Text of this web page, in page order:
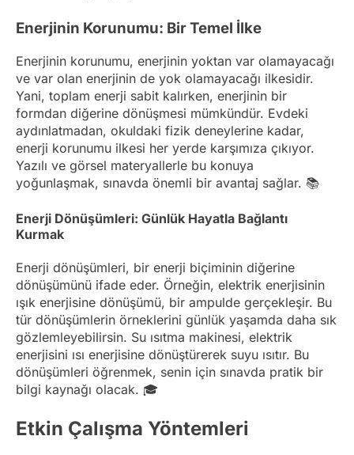
Enerjinin Korunumu: Bir Temel İlke
Enerjinin korunumu, enerjinin yoktan var olamayacağı
ve var olan enerjinin de yok olamayacağı ilkesidir.
Yani, toplam enerji sabit kalırken, enerjinin bir
formdan diğerine dönüşmesi mümkündür. Evdeki
aydınlatmadan, okuldaki fizik deneylerine kadar,
enerji korunumu ilkesi her yerde karşımıza çıkıyor.
Yazılı ve görsel materyallerle bu konuya
yoğunlaşmak, sınavda önemli bir avantaj sağlar. 📚
Enerji Dönüşümleri: Günlük Hayatla Bağlantı
Kurmak
Enerji dönüşümleri, bir enerji biçiminin diğerine
dönüşümünü ifade eder. Örneğin, elektrik enerjisinin
ışık enerjisine dönüşümü, bir ampulde gerçekleşir. Bu
tür dönüşümlerin örneklerini günlük yaşamda daha sık
gözlemleyebilirsin. Su ısıtma makinesi, elektrik
enerjisini ısı enerjisine dönüştürerek suyu ısıtır. Bu
dönüşümleri öğrenmek, senin için sınavda pratik bir
bilgi kaynağı olacak. 🎓
Etkin Çalışma Yöntemleri